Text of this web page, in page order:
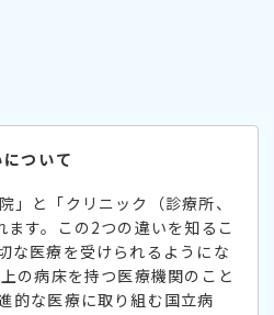
ついて
」と「クリニック（診療所、
す。この2つの違いを知るこ
な医療を受けられるようにな
の病床を持つ医療機関のこと
的な医療に取り組む国立病